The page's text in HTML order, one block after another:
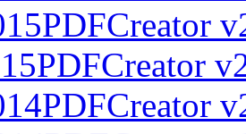
PDFCreator
PDFCreator
PDFCreator